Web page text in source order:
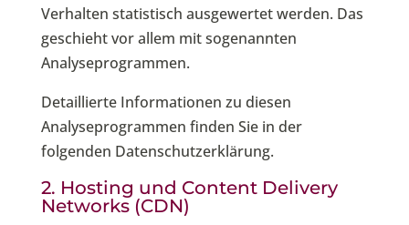
Verhalten statistisch ausgewertet werden. Das
geschieht vor allem mit sogenannten
Analyseprogrammen.
Detaillierte Informationen zu diesen
Analyseprogrammen finden Sie in der
folgenden Datenschutzerklärung.
2. Hosting und Content Delivery
Networks (CDN)